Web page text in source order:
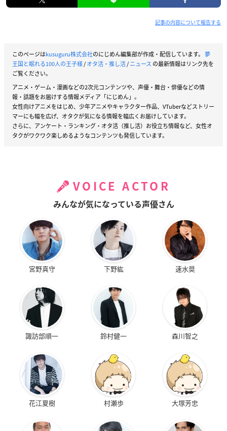
記事の内容について報告する
このページはkusuguru株式会社のにじめん編集部が作成・配信しています。 夢
王国と眠れる100人の王子様/オタ活・推し活/ニュース の最新情報はリンク先を
ご覧ください。
アニメ・ゲーム・漫画などの2次元コンテンツや、声優・舞台・俳優などの情
報・話題をお届けする情報メディア「にじめん」。
女性向けアニメをはじめ、少年アニメやキャラクター作品、VTuberなどストリー
マーにも幅を広げ、オタクが気になる情報を幅広くお届けしています。
さらに、アンケート・ランキング・オタ活（推し活）お役立ち情報など、女性オ
タクがワクワク楽しめるようなコンテンツも発信しています。
VOICE ACTOR
みんなが気になっている声優さん
宮野真守 下野紘 速水奨
諏訪部順一 鈴村健一 森川智之
花江夏樹 村瀬歩 大塚芳忠